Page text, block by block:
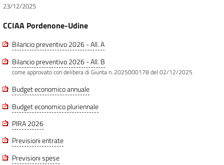
23/12/2025
CCIAA Pordenone-Udine
Bilancio preventivo 2026 - All. A
Bilancio preventivo 2026 - All. B
come approvato con delibera di Giunta n. 2025000178 del 02/12/2025
Budget economico annuale
Budget economico pluriennale
PIRA 2026
Previsioni entrate
Previsioni spese